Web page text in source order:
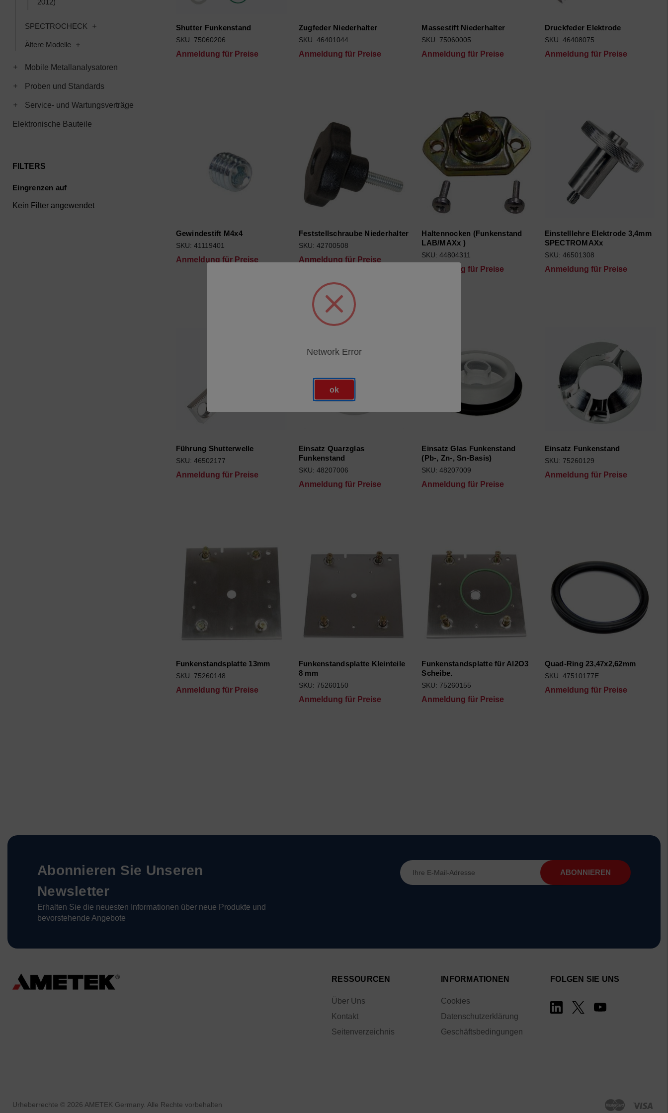
2012)
SPECTROCHECK Toggle SPECTROCHECK subcategories
Ältere Modelle Toggle Ältere Modelle subcategories
Toggle Mobile Metallanalysatoren subcategories
Mobile Metallanalysatoren
Toggle Proben und Standards subcategories
Proben und Standards
Toggle Service- und Wartungsverträge subcategories
Service- und Wartungsverträge
Elektronische Bauteile
FILTERS
Eingrenzen auf
Kein Filter angewendet
Shutter Funkenstand
SKU: 75060206
Anmeldung für Preise
Zugfeder Niederhalter
SKU: 46401044
Anmeldung für Preise
Massestift Niederhalter
SKU: 75060005
Anmeldung für Preise
Druckfeder Elektrode
SKU: 46408075
Anmeldung für Preise
Gewindestift M4x4
SKU: 41119401
Anmeldung für Preise
Feststellschraube Niederhalter
SKU: 42700508
Anmeldung für Preise
Haltennocken (Funkenstand
LAB/MAXx )
SKU: 44804311
Anmeldung für Preise
Einstelllehre Elektrode 3,4mm
SPECTROMAXx
SKU: 46501308
Anmeldung für Preise
Führung Shutterwelle
SKU: 46502177
Anmeldung für Preise
Einsatz Quarzglas
Funkenstand
SKU: 48207006
Anmeldung für Preise
Einsatz Glas Funkenstand
(Pb-, Zn-, Sn-Basis)
SKU: 48207009
Anmeldung für Preise
Einsatz Funkenstand
SKU: 75260129
Anmeldung für Preise
Funkenstandsplatte 13mm
SKU: 75260148
Anmeldung für Preise
Funkenstandsplatte Kleinteile
8 mm
SKU: 75260150
Anmeldung für Preise
Funkenstandsplatte für Al2O3
Scheibe.
SKU: 75260155
Anmeldung für Preise
Quad-Ring 23,47x2,62mm
SKU: 47510177E
Anmeldung für Preise
Abonnieren Sie Unseren
Newsletter
Erhalten Sie die neuesten Informationen über neue Produkte und
bevorstehende Angebote
E-
Mail-
RESSOURCEN
Über Uns
Kontakt
Seitenverzeichnis
INFORMATIONEN
Cookies
Datenschutzerklärung
Geschäftsbedingungen
FOLGEN SIE UNS
Urheberrechte © 2026 AMETEK Germany. Alle Rechte vorbehalten
Network Error
ok